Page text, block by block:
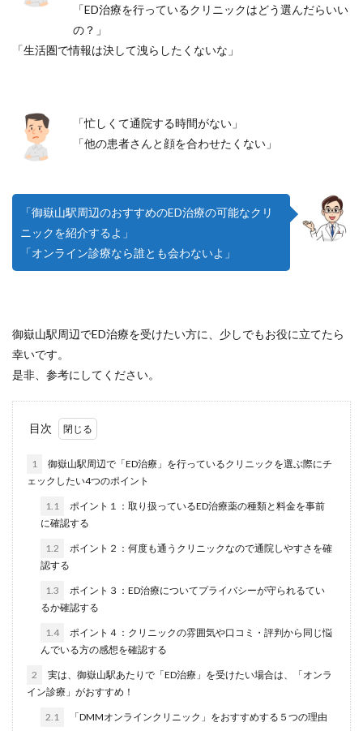
「ED治療を行っているクリニックはどう選んだらいい
の？」
「生活圏で情報は決して洩らしたくないな」
「忙しくて通院する時間がない」
「他の患者さんと顔を合わせたくない」
「御嶽山駅周辺のおすすめのED治療の可能なクリ
ニックを紹介するよ」
「オンライン診療なら誰とも会わないよ」
御嶽山駅周辺でED治療を受けたい方に、少しでもお役に立てたら
幸いです。
是非、参考にしてください。
目次
1
御嶽山駅周辺で「ED治療」を行っているクリニックを選ぶ際にチ
ェックしたい4つのポイント
1.1
ポイント１：取り扱っているED治療薬の種類と料金を事前
に確認する
1.2
ポイント２：何度も通うクリニックなので通院しやすさを確
認する
1.3
ポイント３：ED治療についてプライバシーが守られるてい
るか確認する
1.4
ポイント４：クリニックの雰囲気や口コミ・評判から同じ悩
んでいる方の感想を確認する
2
実は、御嶽山駅あたりで「ED治療」を受けたい場合は、「オンラ
イン診療」がおすすめ！
2.1 「DMMオンラインクリニック」をおすすめする５つの理由